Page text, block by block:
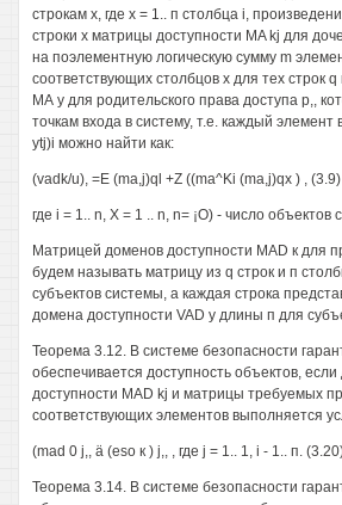
строкам х, где х = 1.. п столбца i,
строки х матрицы доступности MA kj для
на поэлементную логическую сумму m
соответствующих столбцов х для тех строк
МА у для родительского права доступа р,,
точкам входа в систему, т.е. каждый элемент
ytj)i можно найти как:
(vadk/u), =Е (ma,j)ql +Z ((ma^Ki (ma,j)qx ) , (3.9)
где i = 1.. n, X = 1 .. n, n= ¡О) - число объектов
Матрицей доменов доступности MAD к для
будем называть матрицу из q строк и п
субъектов системы, а каждая строка
домена доступности VAD у длины п для
Теорема 3.12. В системе безопасности
обеспечивается доступность объектов,
доступности MAD kj и матрицы требуемых
соответствующих элементов выполняется
(mad 0 j,, ä (eso к ) j,, , где j = 1.. 1, i - 1.. п.
Теорема 3.14. В системе безопасности